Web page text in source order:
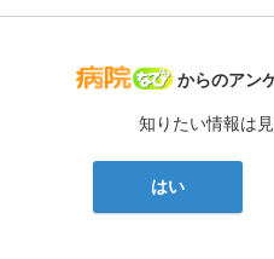
病院なび
からのアン
知りたい情報は
はい